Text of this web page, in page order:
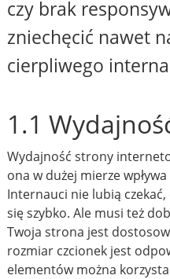
czy brak
zniechęcić nawet
cierpliwego
1.1
Wydajność strony
ona w dużej mierze
Internauci nie lubią
się szybko. Ale musi też
Twoja strona jest
rozmiar czcionek jest
elementów można